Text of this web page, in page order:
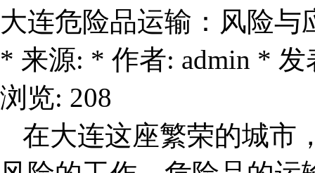
大连危险品运输：风险与
* 来源: * 作者: admin * 发
浏览: 208
在大连这座繁荣的城市